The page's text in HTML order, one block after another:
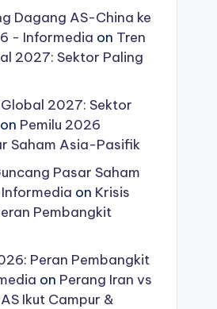
Dagang AS-China ke
- Informedia on Tren
2027: Sektor Paling
2027: Sektor
on Pemilu 2026
Saham Asia-Pasifik
Pasar Saham
on Krisis
Pembangkit
Peran Pembangkit
on Perang Iran vs
Ikut Campur &